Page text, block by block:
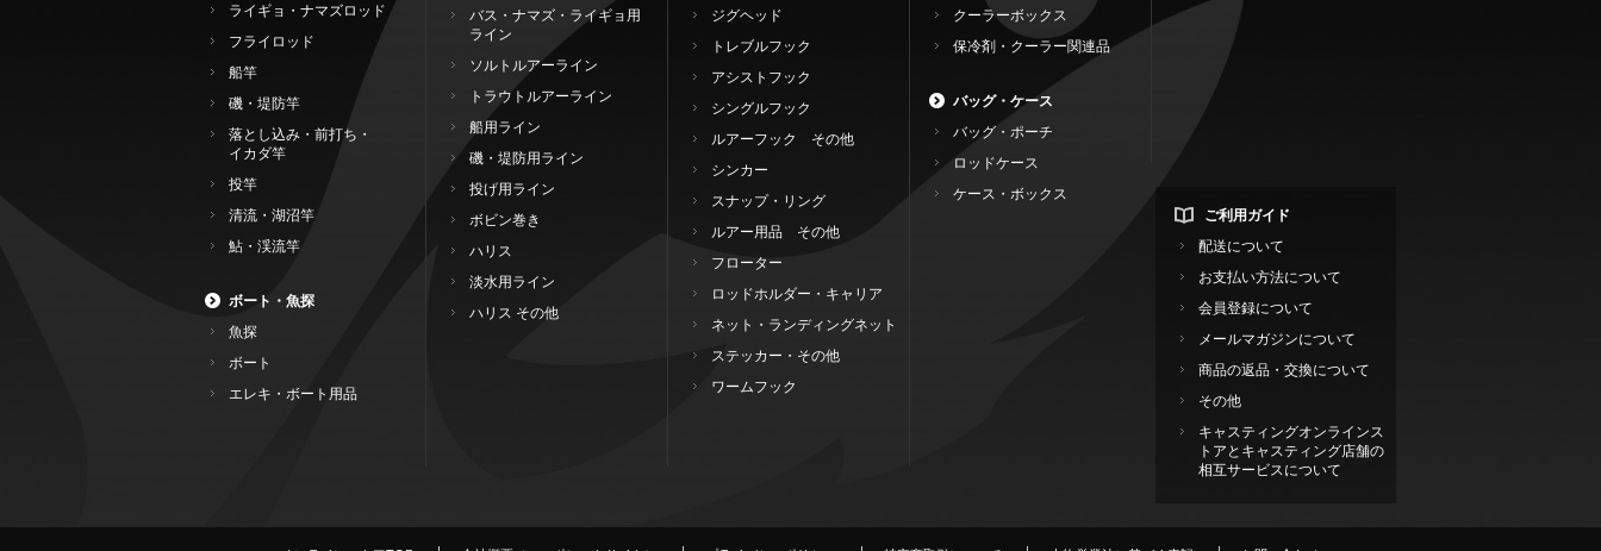
ライギョ・ナマズロッド
フライロッド
船竿
磯・堤防竿
落とし込み・前打ち・
イカダ竿
投竿
清流・湖沼竿
鮎・渓流竿
ボート・魚探
魚探
ボート
エレキ・ボート用品
バス・ナマズ・ライギョ用
ライン
ソルトルアーライン
トラウトルアーライン
船用ライン
磯・堤防用ライン
投げ用ライン
ボビン巻き
ハリス
淡水用ライン
ハリス その他
ジグヘッド
トレブルフック
アシストフック
シングルフック
ルアーフック その他
シンカー
スナップ・リング
ルアー用品 その他
フローター
ロッドホルダー・キャリア
ネット・ランディングネット
ステッカー・その他
ワームフック
クーラーボックス
保冷剤・クーラー関連品
バッグ・ケース
バッグ・ポーチ
ロッドケース
ケース・ボックス
ご利用ガイド
配送について
お支払い方法について
会員登録について
メールマガジンについて
商品の返品・交換について
その他
キャスティングオンラインス
トアとキャスティング店舗の
相互サービスについて